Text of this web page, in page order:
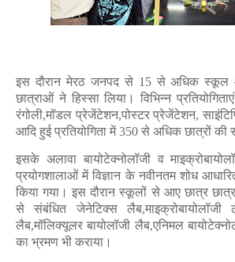
इस दौरान मेरठ जनपद से 15 से अधिक स्कूल
छात्राओं ने हिस्सा लिया। विभिन्न
रंगोली,मॉडल प्रेजेंटेशन,पोस्टर प्रेजेंटेशन,
आदि हुई प्रतियोगिता में 350 से अधिक छात्रों की
इसके अलावा बायोटेक्नोलॉजी व
प्रयोगशालाओं में विज्ञान के नवीनतम शोध
किया गया। इस दौरान स्कूलों से आए छात्र
से संबंधित जेनेटिक्स लैब,माइक्रोबायोलॉजी
लैब,मॉलिक्यूलर बायोलॉजी लैब,एनिमल
का भ्रमण भी कराया।